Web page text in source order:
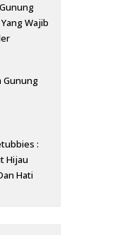
Wajib
Gunung
:
Hijau
Hati